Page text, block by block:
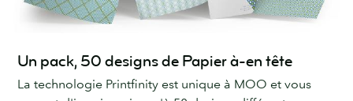
Un pack, 50 designs de Papier à-en tête
La technologie Printfinity est unique à MOO et vous